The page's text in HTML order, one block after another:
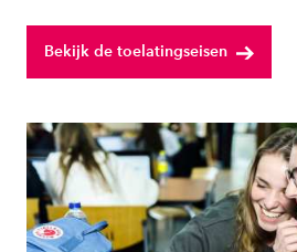
Bekijk de toelatingseisen